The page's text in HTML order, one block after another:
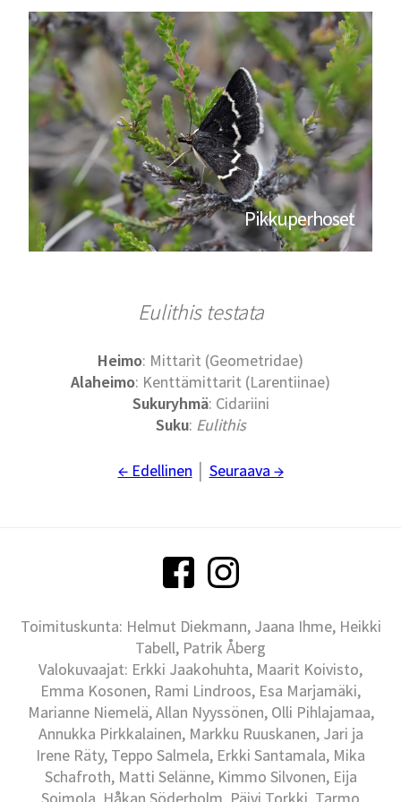
Pikkuperhoset
Eulithis testata
Heimo: Mittarit (Geometridae)
Alaheimo: Kenttämittarit (Larentiinae)
Sukuryhmä: Cidariini
Suku: Eulithis
← Edellinen Seuraava →
Toimituskunta: Helmut Diekmann, Jaana Ihme, Heikki
Tabell, Patrik Åberg
Valokuvaajat: Erkki Jaakohuhta, Maarit Koivisto,
Emma Kosonen, Rami Lindroos, Esa Marjamäki,
Marianne Niemelä, Allan Nyyssönen, Olli Pihlajamaa,
Annukka Pirkkalainen, Markku Ruuskanen, Jari ja
Irene Räty, Teppo Salmela, Erkki Santamala, Mika
Schafroth, Matti Selänne, Kimmo Silvonen, Eija